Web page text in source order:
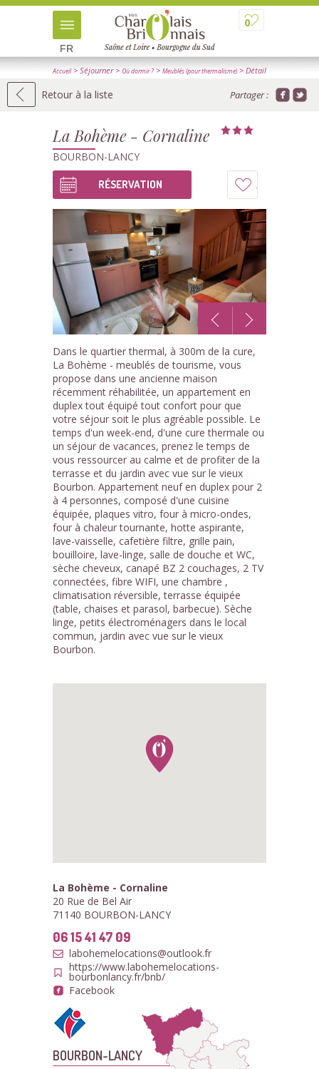
0
FR
Accueil> Séjourner> Où dormir ? > Meublés (pour thermalisme)> Détail
Retour à la liste Partager :
La Bohème - Cornaline
BOURBON-LANCY
à
mon
carnet
RÉSERVATION
1 /9
Dans le quartier thermal, à 300m de la cure,
La Bohème - meublés de tourisme, vous
propose dans une ancienne maison
récemment réhabilitée, un appartement en
duplex tout équipé tout confort pour que
votre séjour soit le plus agréable possible. Le
temps d'un week-end, d'une cure thermale ou
un séjour de vacances, prenez le temps de
vous ressourcer au calme et de profiter de la
terrasse et du jardin avec vue sur le vieux
Bourbon. Appartement neuf en duplex pour 2
à 4 personnes, composé d'une cuisine
équipée, plaques vitro, four à micro-ondes,
four à chaleur tournante, hotte aspirante,
lave-vaisselle, cafetière filtre, grille pain,
bouilloire, lave-linge, salle de douche et WC,
sèche cheveux, canapé BZ 2 couchages, 2 TV
connectées, fibre WIFI, une chambre ,
climatisation réversible, terrasse équipée
(table, chaises et parasol, barbecue). Sèche
linge, petits électroménagers dans le local
commun, jardin avec vue sur le vieux
Bourbon.
La Bohème - Cornaline
20 Rue de Bel Air
71140 BOURBON-LANCY
06 15 41 47 09
labohemelocations@outlook.fr
https://www.labohemelocations-
bourbonlancy.fr/bnb/
Facebook
BOURBON-LANCY